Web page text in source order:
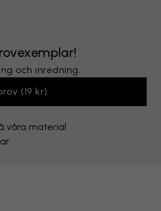
och inredning.
(19 kr)
våra material